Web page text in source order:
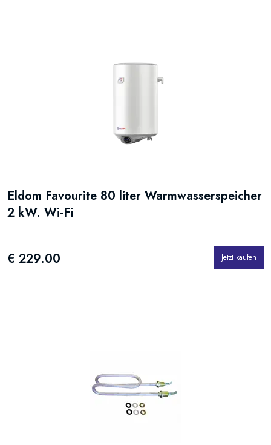
Eldom Favourite 80 liter Warmwasserspeicher
2 kW. Wi-Fi
€ 229.00 Jetzt kaufen